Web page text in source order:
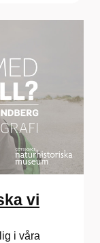
vi
i våra